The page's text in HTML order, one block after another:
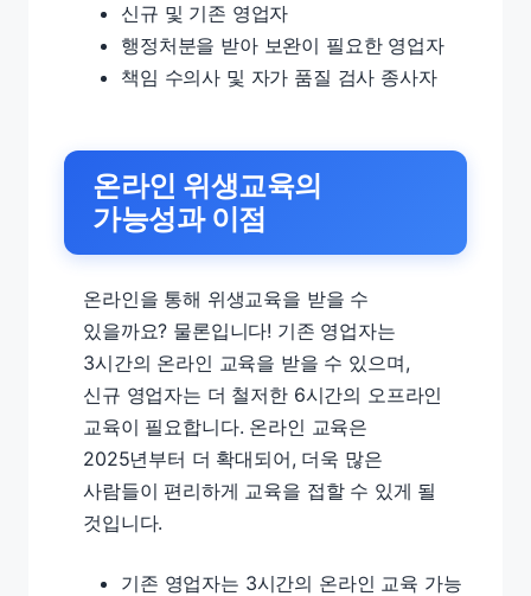
신규 및 기존 영업자
행정처분을 받아 보완이 필요한 영업자
책임 수의사 및 자가 품질 검사 종사자
온라인 위생교육의
가능성과 이점
온라인을 통해 위생교육을 받을 수
있을까요? 물론입니다! 기존 영업자는
3시간의 온라인 교육을 받을 수 있으며,
신규 영업자는 더 철저한 6시간의 오프라인
교육이 필요합니다. 온라인 교육은
2025년부터 더 확대되어, 더욱 많은
사람들이 편리하게 교육을 접할 수 있게 될
것입니다.
기존 영업자는 3시간의 온라인 교육 가능